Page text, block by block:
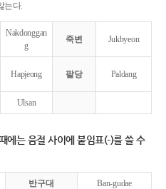
는다.
Nakdonggan
g
죽변 Jukbyeon
Hapjeong 팔당 Paldang
Ulsan
에는 음절 사이에 붙임표(-)를 쓸 수
반구대 Ban-gudae